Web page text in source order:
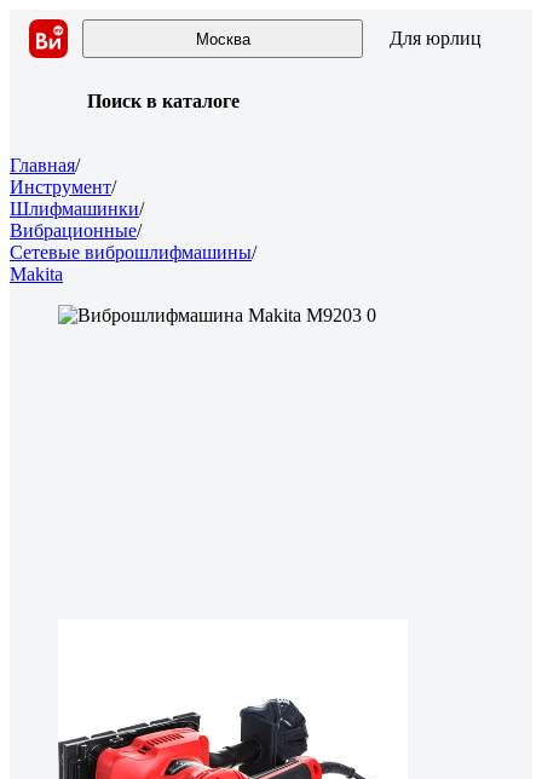
Москва Для юрлиц
Поиск в каталоге
Главная/
Инструмент/
Шлифмашинки/
Вибрационные/
Сетевые виброшлифмашины/
Makita